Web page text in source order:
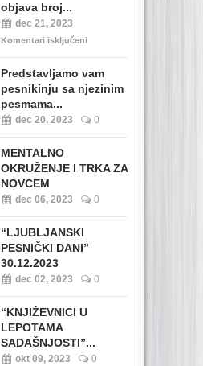
objava broj...
dec 21, 2023
Komentari isključeni
Predstavljamo vam
pesnikinju sa njezinim
pesmama...
dec 20, 2023 0
MENTALNO
OKRUŽENJE I TRKA ZA
NOVCEM
dec 06, 2023 0
“LJUBLJANSKI
PESNIČKI DANI”
30.12.2023
dec 02, 2023 0
“KNJIŽEVNICI U
LEPOTAMA
SADAŠNJOSTI”...
okt 09, 2023 0